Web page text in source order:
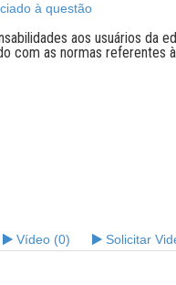
à questão
aos usuários da
com as normas referentes
Vídeo (0) Solicitar